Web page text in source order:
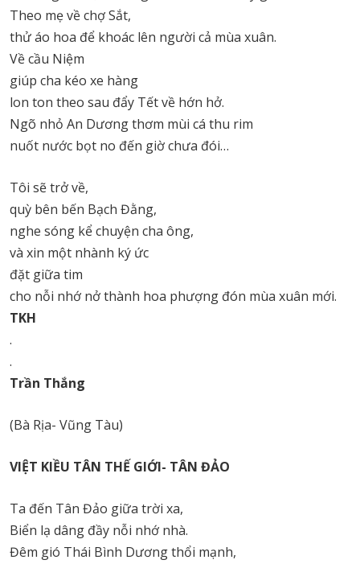
Theo mẹ về chợ Sắt,
thử áo hoa để khoác lên người cả mùa xuân.
Về cầu Niệm
giúp cha kéo xe hàng
lon ton theo sau đẩy Tết về hớn hở.
Ngõ nhỏ An Dương thơm mùi cá thu rim
nuốt nước bọt no đến giờ chưa đói…
Tôi sẽ trở về,
quỳ bên bến Bạch Đằng,
nghe sóng kể chuyện cha ông,
và xin một nhành ký ức
đặt giữa tim
cho nỗi nhớ nở thành hoa phượng đón mùa xuân mới.
TKH
.
.
Trần Thắng
(Bà Rịa- Vũng Tàu)
VIỆT KIỀU TÂN THẾ GIỚI- TÂN ĐẢO
Ta đến Tân Đảo giữa trời xa,
Biển lạ dâng đầy nỗi nhớ nhà.
Đêm gió Thái Bình Dương thổi mạnh,